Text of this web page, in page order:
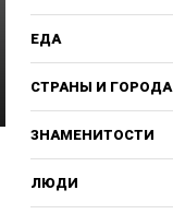
ЕДА
СТРАНЫ И ГОРОДА
ЗНАМЕНИТОСТИ
ЛЮДИ